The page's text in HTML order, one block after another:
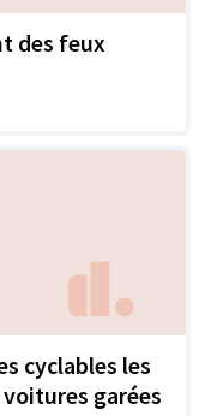
des feux
cyclables les
garées